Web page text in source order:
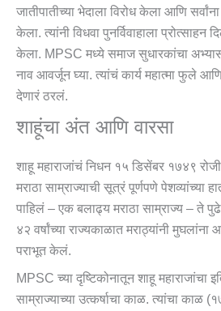
जातीपातीच्या भेदाला विरोध केला आणि
केला. त्यांनी विधवा पुनर्विवाहाला प्रोत्साहन
केला. MPSC मध्ये समाज सुधारकांचा अभ्यास
नाव आवर्जून घ्या. त्यांचं कार्य महात्मा फुले
देणारं ठरलं.
शाहूंचा अंत आणि वारसा
शाहू महाराजांचं निधन १५ डिसेंबर १७४९
मराठा साम्राज्याची सूत्रं पूर्णपणे पेशव्यांच्या
पाहिलं – एक बलाढ्य मराठा साम्राज्य – ते
४२ वर्षांच्या राज्यकाळात मराठ्यांनी
पराभूत केलं.
MPSC च्या दृष्टिकोनातून शाहू महाराजांचा
साम्राज्याच्या उत्कर्षाचा काळ. त्यांचा